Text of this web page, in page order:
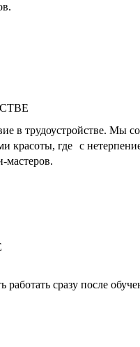
в трудоустройстве. Мы
красоты, где с
мастеров.
работать сразу после